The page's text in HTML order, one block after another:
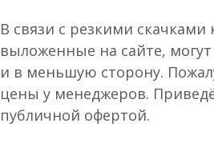
В связи с резкими
выложенные на сайте,
и в меньшую сторону.
цены у менеджеров.
публичной офертой.